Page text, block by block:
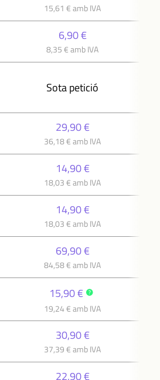
15,61 € amb IVA
6,90 €
8,35 € amb IVA
Sota petició
29,90 €
36,18 € amb IVA
14,90 €
18,03 € amb IVA
14,90 €
18,03 € amb IVA
69,90 €
84,58 € amb IVA
15,90 €
19,24 € amb IVA
30,90 €
37,39 € amb IVA
22,90 €